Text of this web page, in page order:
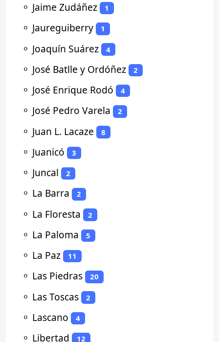
⚬ Jaime Zudáñez 1
⚬ Jaureguiberry 1
⚬ Joaquín Suárez 4
⚬ José Batlle y Ordóñez 2
⚬ José Enrique Rodó 4
⚬ José Pedro Varela 2
⚬ Juan L. Lacaze 8
⚬ Juanicó 3
⚬ Juncal 2
⚬ La Barra 2
⚬ La Floresta 2
⚬ La Paloma 5
⚬ La Paz 11
⚬ Las Piedras 20
⚬ Las Toscas 2
⚬ Lascano 4
⚬ Libertad 12